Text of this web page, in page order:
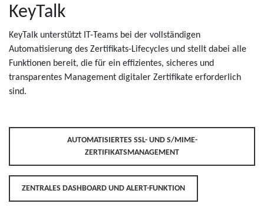
KeyTalk
KeyTalk unterstützt IT-Teams bei der vollständigen
Automatisierung des Zertifikats-Lifecycles und stellt dabei alle
Funktionen bereit, die für ein effizientes, sicheres und
transparentes Management digitaler Zertifikate erforderlich
sind.
AUTOMATISIERTES SSL- UND S/MIME-
ZERTIFIKATSMANAGEMENT
ZENTRALES DASHBOARD UND ALERT-FUNKTION